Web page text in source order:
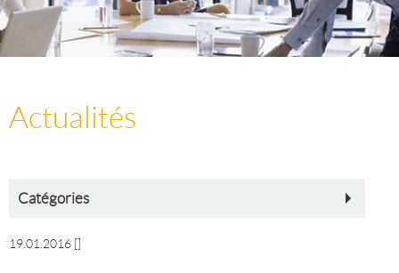
Actualités
Catégories
19.01.2016